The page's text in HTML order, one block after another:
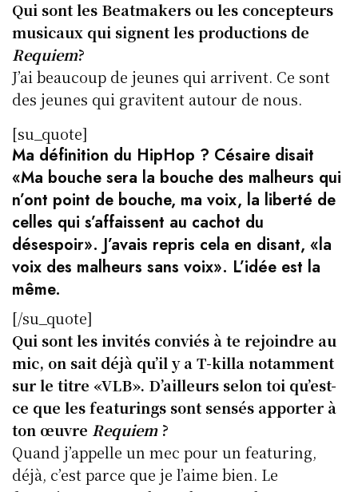
Qui sont les Beatmakers ou les concepteurs
musicaux qui signent les productions de
Requiem?
J’ai beaucoup de jeunes qui arrivent. Ce sont
des jeunes qui gravitent autour de nous.
[su_quote]
Ma définition du HipHop ? Césaire disait
«Ma bouche sera la bouche des malheurs qui
n’ont point de bouche, ma voix, la liberté de
celles qui s’affaissent au cachot du
désespoir». J’avais repris cela en disant, «la
voix des malheurs sans voix». L’idée est la
même.
[/su_quote]
Qui sont les invités conviés à te rejoindre au
mic, on sait déjà qu’il y a T-killa notamment
sur le titre «VLB». D’ailleurs selon toi qu’est-
ce que les featurings sont sensés apporter à
ton œuvre Requiem?
Quand j’appelle un mec pour un featuring,
déjà, c’est parce que je l’aime bien. Le